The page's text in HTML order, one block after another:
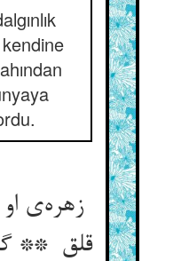
زهره‌ی او
قلق **